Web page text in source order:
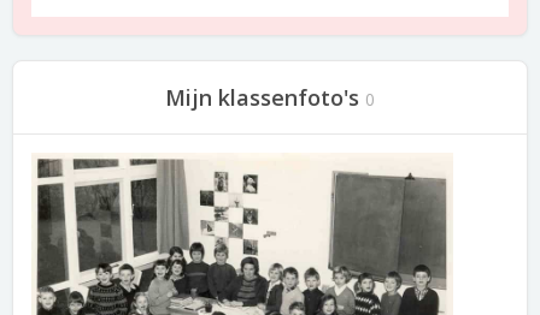
Mijn klassenfoto's 0